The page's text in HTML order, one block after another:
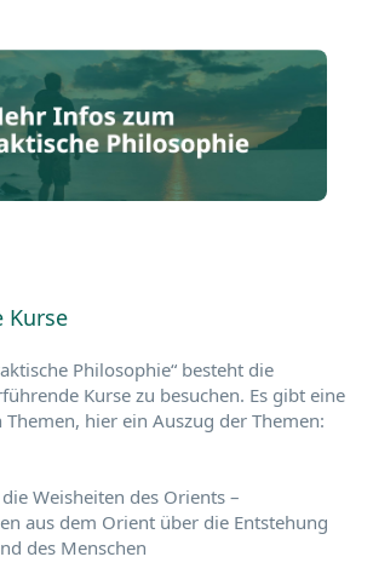
Kurse
Philosophie“ besteht die
Kurse zu besuchen. Es gibt eine
hier ein Auszug der Themen:
Weisheiten des Orients –
aus dem Orient über die Entstehung
des Menschen